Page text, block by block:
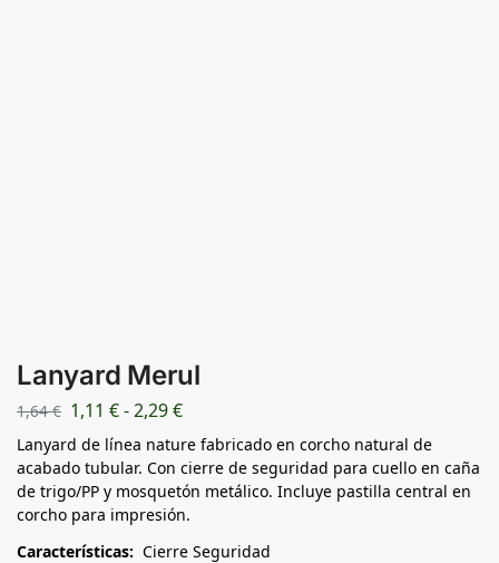
Lanyard Merul
1,64€ 1,11 €-2,29€
Lanyard de línea nature fabricado en corcho natural de
acabado tubular. Con cierre de seguridad para cuello en caña
de trigo/PP y mosquetón metálico. Incluye pastilla central en
corcho para impresión.
Características: Cierre Seguridad